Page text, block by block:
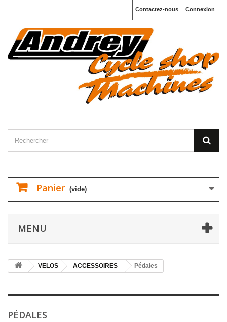
Connexion
Contactez-nous
Panier (vide)
MENU
VELOS ACCESSOIRES Pédales
PÉDALES